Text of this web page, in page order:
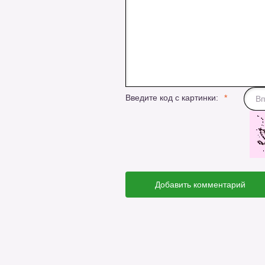
Введите код с картинки:
Добавить комментарий